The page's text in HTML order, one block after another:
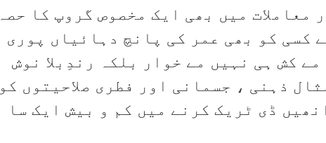
معاملات میں بھی ایک مخصوص گروپ کا حصہ
کسی کو بھی عمر کی پانچ دہائیاں پوری
کش ہی نہیں مے خوار بلکہ رندِبلا نوش
ذہنی ، جسمانی اور فطری صلاحیتوں کو
ڈی ٹریک کرنے میں کم و بیش ایک سا